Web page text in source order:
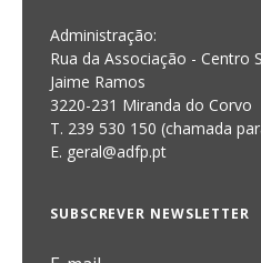
Administração:
Rua da Associação - Centro
Jaime Ramos
3220-231 Miranda do Corvo
T. 239 530 150 (chamada
E. geral@adfp.pt
SUBSCREVER NEWSLETTER